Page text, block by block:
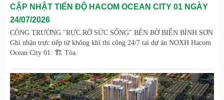
CẬP NHẬT TIẾN ĐỘ HACOM OCEAN CITY 01 NGÀY
24/07/2026
CÔNG TRƯỜNG "RỰC RỠ SỨC SỐNG" BÊN BỜ BIỂN BÌNH SƠN
Ghi nhận trực tiếp từ không khí thi công 24/7 tại dự án NOXH Hacom
Ocean City 01: 🏗️ Tòa.